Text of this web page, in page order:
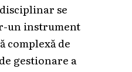
se
un instrument
complexă de
gestionare a